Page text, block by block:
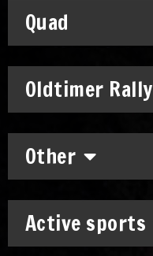
Quad
Oldtimer Rally
Other
Active sports